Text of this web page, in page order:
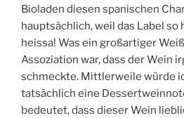
Bioladen diesen spanischen
hauptsächlich, weil das Label so
heissa! Was ein großartiger
Assoziation war, dass der Wein
schmeckte. Mittlerweile würde
tatsächlich eine
bedeutet, dass dieser Wein